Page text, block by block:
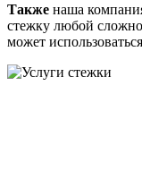
Также наша
стежку любой
может